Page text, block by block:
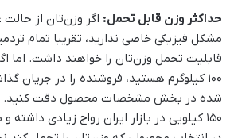
حداکثر وزن قابل تحمل: اگر وزن‌تان از
مشکل فیزیکی خاصی ندارید، تقریبا تمام
قابلیت تحمل وزن‌تان را خواهند داشت. اما
۱۰۰ کیلوگرم هستید، فروشنده را در جریان
۱۵۰ کیلویی در بازار ایران رواج زیادی